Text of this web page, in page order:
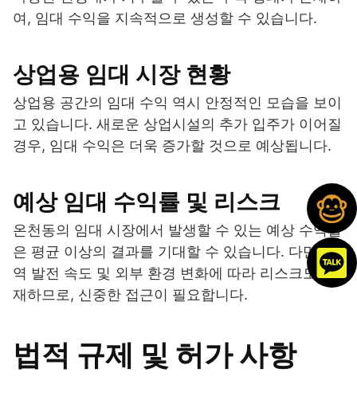
여, 임대 수익을 지속적으로 생성할 수 있습니다.
상업용 임대 시장 현황
상업용 공간의 임대 수익 역시 안정적인 모습을 보이
고 있습니다. 새로운 상업시설의 추가 입주가 이어질
경우, 임대 수익은 더욱 증가할 것으로 예상됩니다.
예상 임대 수익률 및 리스크
온천동의 임대 시장에서 발생할 수 있는 예상 수익률
은 평균 이상의 결과를 기대할 수 있습니다. 다만, 지
역 발전 속도 및 외부 환경 변화에 따라 리스크도 존
재하므로, 신중한 접근이 필요합니다.
법적 규제 및 허가 사항